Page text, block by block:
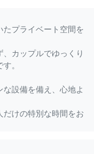
プライベート空間を
カップルでゆっくり
。
設備を備え、心地よ
けの特別な時間をお